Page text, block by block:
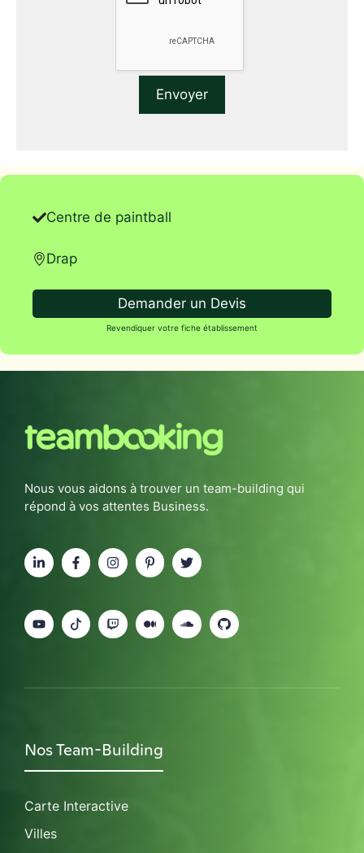
Centre de paintball
Drap
Demander un Devis
Revendiquer votre fiche établissement
Nous vous aidons à trouver un team-building qui
répond à vos attentes Business.
Nos Team-Building
Carte Interactive
Villes